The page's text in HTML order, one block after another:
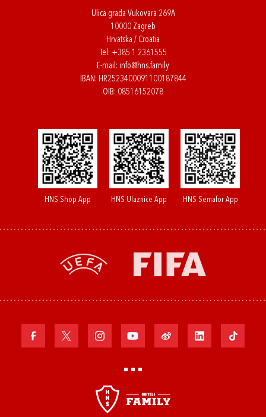
Ulica grada Vukovara 269A
10000 Zagreb
Hrvatska / Croatia
Tel: +385 1 2361555
E-mail: info@hns.family
IBAN: HR2523400091100187844
OIB: 08516152078
HNS Shop App HNS Ulaznice App HNS Semafor App